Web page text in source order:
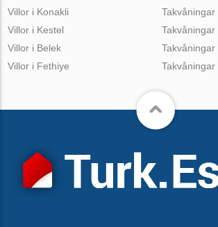
Villor i Konakli
Villor i Kestel
Villor i Belek
Villor i Fethiye
Takvåningar
Takvåningar
Takvåningar